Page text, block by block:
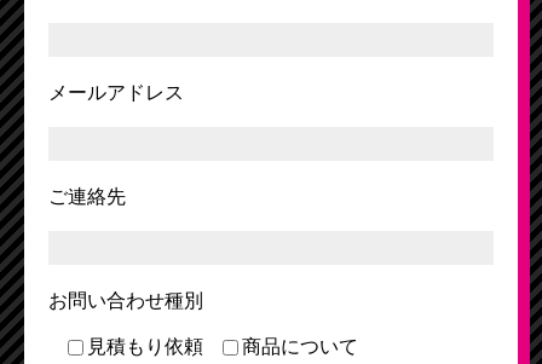
メールアドレス
ご連絡先
お問い合わせ種別
見積もり依頼
商品について